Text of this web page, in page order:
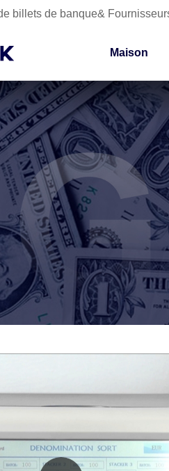
billets de banque&
Maison